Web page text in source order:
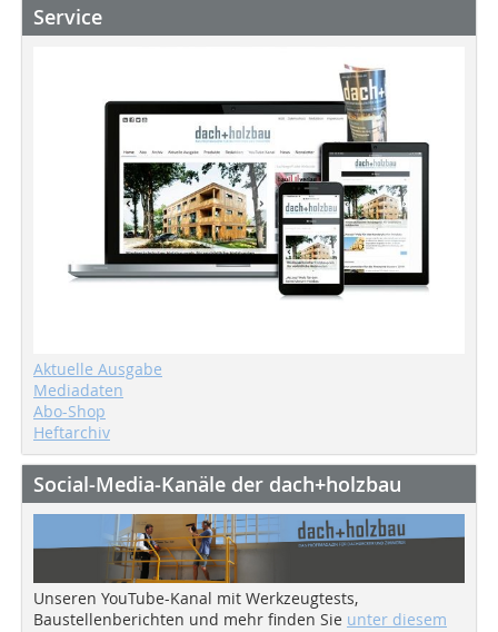
Service
Aktuelle Ausgabe
Mediadaten
Abo-Shop
Heftarchiv
Social-Media-Kanäle der dach+holzbau
Unseren YouTube-Kanal mit Werkzeugtests,
Baustellenberichten und mehr finden Sie unter diesem